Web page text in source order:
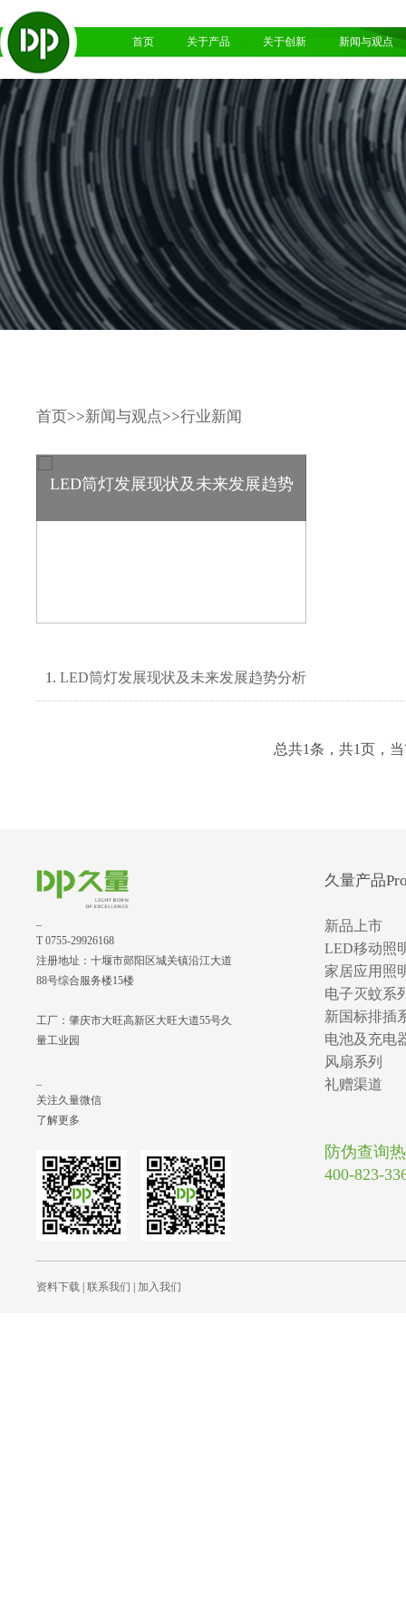
首页 关于产品 关于创新 新闻与观点
首页>>新闻与观点>>行业新闻
LED筒灯发展现状及未来发展趋势
LED筒灯发展现状及未来发展趋势分析
总共1条，共1页，
T 0755-29926168
注册地址：十堰市郧阳区城关镇沿江大道
88号综合服务楼15楼
工厂：肇庆市大旺高新区大旺大道55号久
量工业园
关注久量微信
了解更多
久量产品
新品上市
LED移动照
家居应用照
电子灭蚊系
新国标排插
电池及充电
风扇系列
礼赠渠道
防伪查询
400-823-
资料下载 联系我们 加入我们